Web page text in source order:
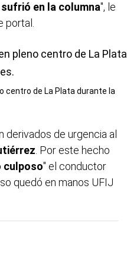
en la columna", le
centro de La Plata durante la
derivados de urgencia al
. Por este hecho
culposo" el conductor
quedó en manos UFIJ